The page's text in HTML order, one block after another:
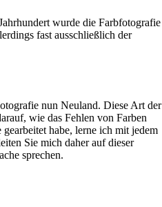
wurde die Farbfotografie
fast ausschließlich der
nun Neuland. Diese Art der
wie das Fehlen von Farben
habe, lerne ich mit jedem
Sie mich daher auf dieser
sprechen.